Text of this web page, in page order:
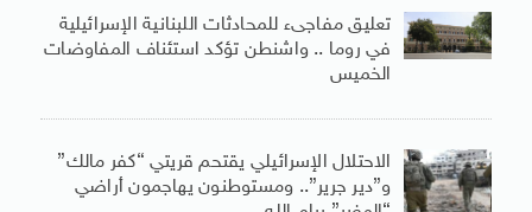
تعليق مفاجىء للمحادثات اللبنانية الإسرائيلية
في روما .. واشنطن تؤكد استئناف المفاوضات
الخميس
الاحتلال الإسرائيلي يقتحم قريتي “كفر مالك”
و”دير جرير”.. ومستوطنون يهاجمون أراضي